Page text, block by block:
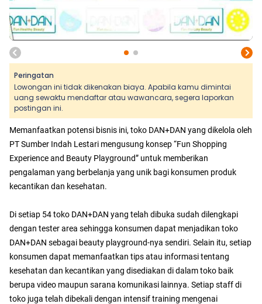
Peringatan
Lowongan ini tidak dikenakan biaya. Apabila kamu dimintai
uang sewaktu mendaftar atau wawancara, segera laporkan
postingan ini.
Memanfaatkan potensi bisnis ini, toko DAN+DAN yang dikelola oleh
PT Sumber Indah Lestari mengusung konsep “Fun Shopping
Experience and Beauty Playground” untuk memberikan
pengalaman yang berbelanja yang unik bagi konsumen produk
kecantikan dan kesehatan.
Di setiap 54 toko DAN+DAN yang telah dibuka sudah dilengkapi
dengan tester area sehingga konsumen dapat menjadikan toko
DAN+DAN sebagai beauty playground-nya sendiri. Selain itu, setiap
konsumen dapat memanfaatkan tips atau informasi tentang
kesehatan dan kecantikan yang disediakan di dalam toko baik
berupa video maupun sarana komunikasi lainnya. Setiap staff di
toko juga telah dibekali dengan intensif training mengenai